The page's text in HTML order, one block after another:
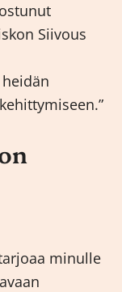
Siivous
minulle